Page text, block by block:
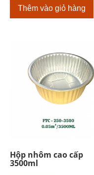
Thêm vào giỏ hàng
Hộp nhôm cao cấp
3500ml